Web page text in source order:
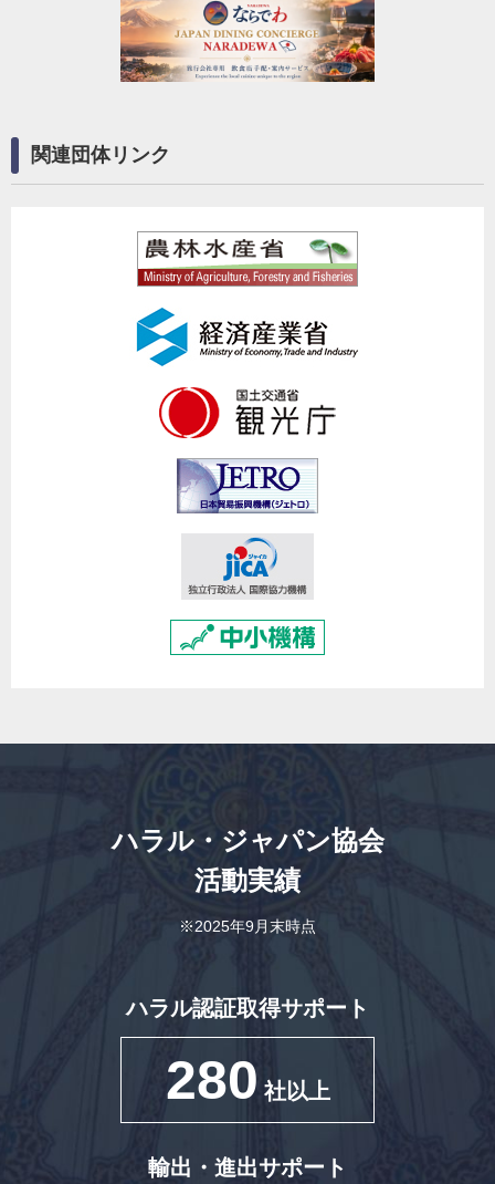
関連団体リンク
ハラル・ジャパン協会
活動実績
※2025年9月末時点
ハラル認証取得サポート
280 社以上
輸出・進出サポート